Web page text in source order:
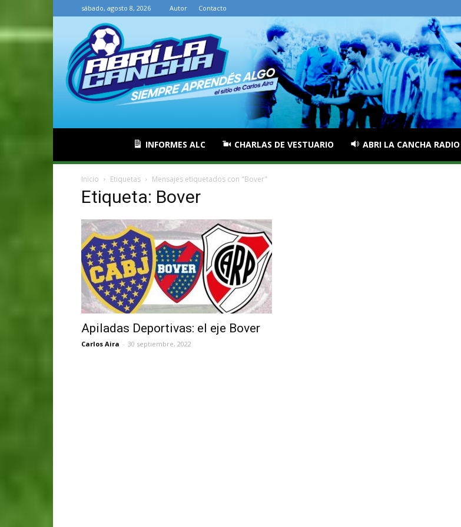
sábado, agosto 8, 2026 Autor Contacto
INFORMES ALC CHARLAS DE VESTUARIO ABRI LA CANCHA RADIO
Inicio Etiquetas Mensajes etiquetados con "Bover"
Etiqueta: Bover
Apiladas Deportivas: el eje Bover
Carlos Aira - 30 septiembre, 2022